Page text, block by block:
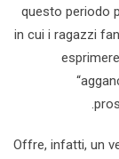
questo periodo
in cui i ragazzi
Offre, infatti, un